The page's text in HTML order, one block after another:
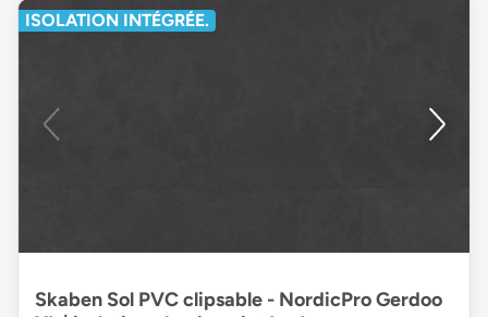
ISOLATION INTÉGRÉE.
Skaben Sol PVC clipsable - NordicPro Gerdoo